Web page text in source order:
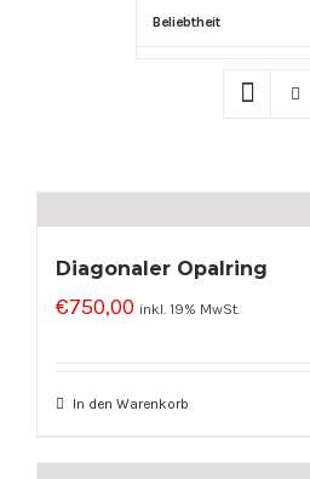
Beliebtheit
Diagonaler Opalring
€750,00 inkl. 19% MwSt.
In den Warenkorb